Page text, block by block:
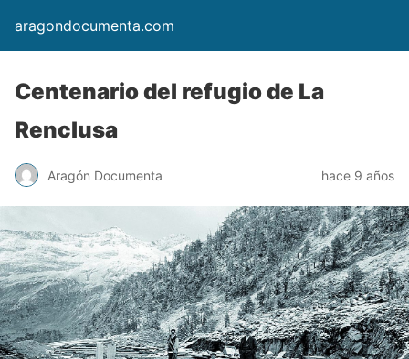
aragondocumenta.com
Centenario del refugio de La
Renclusa
Aragón Documenta hace 9 años